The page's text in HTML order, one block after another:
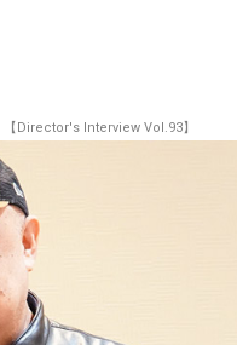
Director's Interview Vol.93】